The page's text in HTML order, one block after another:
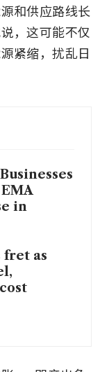
和供应路线长
，这可能不仅
紧缩，扰乱日
in
fret as